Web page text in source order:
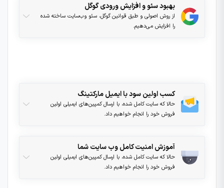
بهبود سئو و افزایش ورودی گوگل
از روش اصولی و طبق قوانین گوگل، سئو وب‌سایت ساخته شده
را افزایش می‌دهیم.
کسب اولین سود با ایمیل مارکتینگ
حالا که سایت کامل شده، با ارسال کمپین‌های ایمیلی اولین
فروش خود را انجام خواهیم داد.
آموزش امنیت کامل وب سایت شما
حالا که سایت کامل شده، با ارسال کمپین‌های ایمیلی اولین
فروش خود را انجام خواهیم داد.